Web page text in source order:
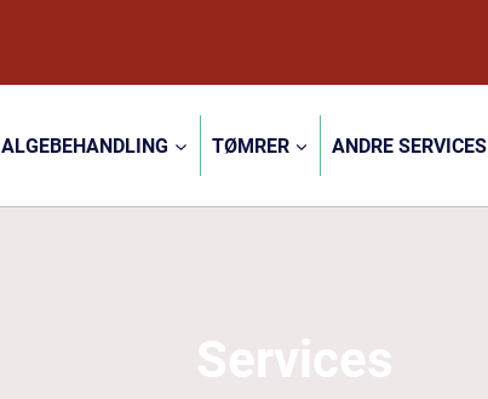
ALGEBEHANDLING TØMRER ANDRE SERVICES